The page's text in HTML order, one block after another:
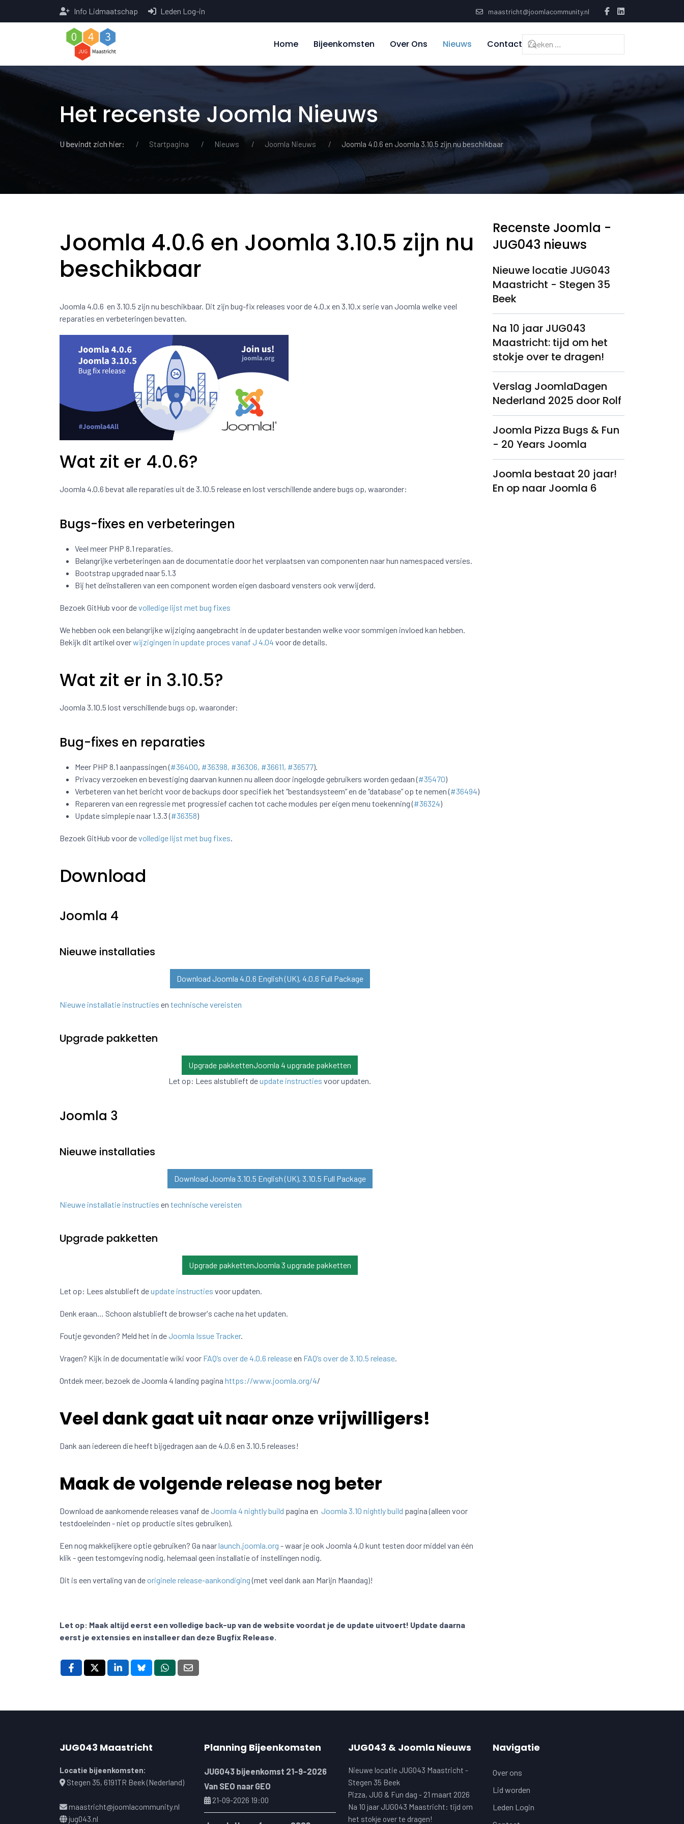
Info Lidmaatschap Leden Log-in maastricht@joomlacommunity.nl
Home Bijeenkomsten Over Ons Nieuws Contact
Het recenste Joomla Nieuws
U bevindt zich hier: Startpagina Nieuws Joomla Nieuws Joomla 4.0.6 en Joomla 3.10.5 zijn nu beschikbaar
Joomla 4.0.6 en Joomla 3.10.5 zijn nu
beschikbaar
Joomla 4.0.6 en 3.10.5 zijn nu beschikbaar. Dit zijn bug-fix releases voor de 4.0.x en 3.10.x serie van Joomla welke veel
reparaties en verbeteringen bevatten.
Wat zit er 4.0.6?
Joomla 4.0.6 bevat alle reparaties uit de 3.10.5 release en lost verschillende andere bugs op, waaronder:
Bugs-fixes en verbeteringen
Veel meer PHP 8.1 reparaties.
Belangrijke verbeteringen aan de documentatie door het verplaatsen van componenten naar hun namespaced versies.
Bootstrap upgraded naar 5.1.3
Bij het deïnstalleren van een component worden eigen dasboard vensters ook verwijderd.
Bezoek GitHub voor devolledige lijst met bug fixes
We hebben ook een belangrijke wijziging aangebracht in de updater bestanden welke voor sommigen invloed kan hebben.
Bekijk dit artikel overwijzigingen in update proces vanaf J 4.04 voor de details.
Wat zit er in 3.10.5?
Joomla 3.10.5 lost verschillende bugs op, waaronder:
Bug-fixes en reparaties
Meer PHP 8.1 aanpassingen (#36400, #36398, #36306, #36611, #36577).
Privacy verzoeken en bevestiging daarvan kunnen nu alleen door ingelogde gebruikers worden gedaan (#35470)
Verbeteren van het bericht voor de backups door specifiek het “bestandsysteem” en de “database” op te nemen (#36494)
Repareren van een regressie met progressief cachen tot cache modules per eigen menu toekenning (#36324)
Update simplepie naar 1.3.3 (#36358)
Bezoek GitHub voor devolledige lijst met bug fixes.
Download
Joomla 4
Nieuwe installaties
Download Joomla 4.0.6 English (UK), 4.0.6 Full Package
Nieuwe installatie instructies en technische vereisten
Upgrade pakketten
Upgrade pakkettenJoomla 4 upgrade pakketten
Let op: Lees alstublieft deupdate instructies voor updaten.
Joomla 3
Nieuwe installaties
Download Joomla 3.10.5 English (UK), 3.10.5 Full Package
Nieuwe installatie instructies en technische vereisten
Upgrade pakketten
Upgrade pakkettenJoomla 3 upgrade pakketten
Let op: Lees alstublieft deupdate instructies voor updaten.
Denk eraan… Schoon alstublieft de browser's cache na het updaten.
Foutje gevonden? Meld het in deJoomla Issue Tracker.
Vragen? Kijk in de documentatie wiki voor FAQ’s over de 4.0.6 releaseen FAQ’s over de 3.10.5 release.
Ontdek meer, bezoek de Joomla 4 landing pagina https://www.joomla.org/4/
Veel dank gaat uit naar onze vrijwilligers!
Dank aan iedereen die heeft bijgedragen aan de 4.0.6 en 3.10.5 releases!
Maak de volgende release nog beter
Download de aankomende releases vanaf deJoomla 4 nightly build pagina en Joomla 3.10 nightly build pagina (alleen voor
testdoeleinden - niet op productie sites gebruiken).
Een nog makkelijkere optie gebruiken? Ga naarlaunch.joomla.org - waar je ook Joomla 4.0 kunt testen door middel van één
klik - geen testomgeving nodig, helemaal geen installatie of instellingen nodig.
Dit is een vertaling van deoriginele release-aankondiging(met veel dank aan Marijn Maandag)!
Let op: Maak altijd eerst een volledige back-up van de website voordat je de update uitvoert! Update daarna
eerst je extensies en installeer dan deze Bugfix Release.
Recenste Joomla -
JUG043 nieuws
Nieuwe locatie JUG043
Maastricht - Stegen 35
Beek
Na 10 jaar JUG043
Maastricht: tijd om het
stokje over te dragen!
Verslag JoomlaDagen
Nederland 2025 door Rolf
Joomla Pizza Bugs & Fun
- 20 Years Joomla
Joomla bestaat 20 jaar!
En op naar Joomla 6
JUG043 Maastricht
Locatie bijeenkomsten:
Stegen 35, 6191TR Beek (Nederland)
maastricht@joomlacommunity.nl
jug043.nl
Planning Bijeenkomsten
JUG043 bijeenkomst 21-9-2026
Van SEO naar GEO
21-09-2026 19:00
JUG043 & Joomla Nieuws
Nieuwe locatie JUG043 Maastricht -
Stegen 35 Beek
Pizza, JUG & Fun dag - 21 maart 2026
Na 10 jaar JUG043 Maastricht: tijd om
het stokje over te dragen!
Navigatie
Over ons
Lid worden
Leden Login